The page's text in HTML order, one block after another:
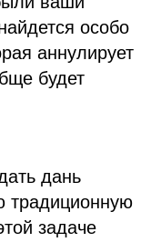
особо
аннулирует
будет
дань
традиционную
задаче